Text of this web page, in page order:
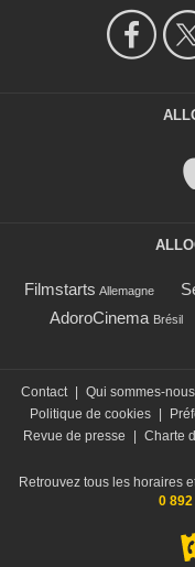
Filmstarts Allemagne
AdoroCinema Brésil
Contact | Qui sommes-nous
Politique de cookies |
Revue de presse
| Charte
Retrouvez tous les horaires
0